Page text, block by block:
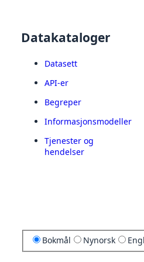
Datakataloger
Datasett
API-er
Begreper
Informasjonsmodeller
Tjenester og
hendelser
Bokmål Nynorsk